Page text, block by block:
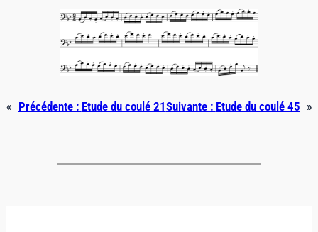
« Précédente : Etude du coulé 21Suivante : Etude du coulé 45 »